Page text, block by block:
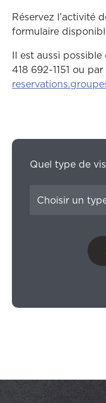
Réservez l’activité
formulaire
Il est aussi
418 692-1151 ou
Quel type de